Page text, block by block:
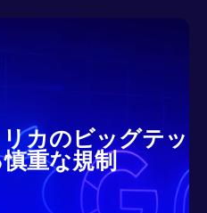
カのビッグテッ
重な規制